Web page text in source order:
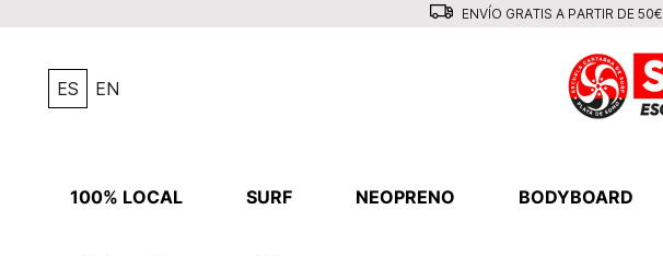
ENVÍO GRATIS A PARTIR DE 50€
ES EN
100% LOCAL SURF NEOPRENO BODYBOARD